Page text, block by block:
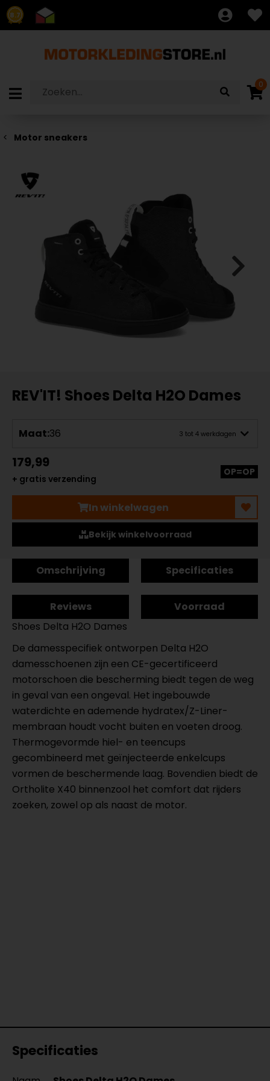
8.7
0
Motor sneakers
REV'IT! Shoes Delta H2O Dames
Maat:36 3 tot 4 werkdagen
179,99
+ gratis verzending
OP=OP
In winkelwagen
Bekijk winkelvoorraad
Omschrijving Specificaties
Reviews
Voorraad
Shoes Delta H2O Dames
De damesspecifiek ontworpen Delta H2O
damesschoenen zijn een CE-gecertificeerd
motorschoen die bescherming biedt tegen de weg
in geval van een ongeval. Het ingebouwde
waterdichte en ademende hydratex/Z-Liner-
membraan houdt vocht buiten en voeten droog.
Thermogevormde hiel- en teencups
gecombineerd met geïnjecteerde enkelcups
vormen de beschermende laag. Bovendien biedt de
Ortholite X40 binnenzool het comfort dat rijders
zoeken, zowel op als naast de motor.
Specificaties